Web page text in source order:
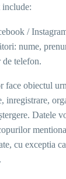
include:
/
nume,
telefon.
face obiectul
inregistrare,
Datele
cu exceptia